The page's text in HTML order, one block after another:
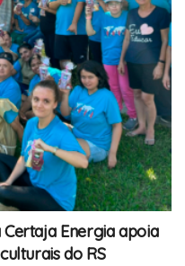
Energia apoia
do RS